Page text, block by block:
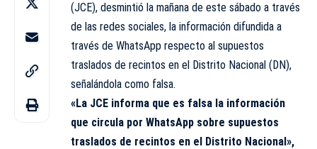
(JCE), desmintió la mañana de este sábado a través
de las redes sociales, la información difundida a
través de WhatsApp respecto al supuestos
traslados de recintos en el Distrito Nacional (DN),
señalándola como falsa.
«La JCE informa que es falsa la información
que circula por WhatsApp sobre supuestos
traslados de recintos en el Distrito Nacional»,